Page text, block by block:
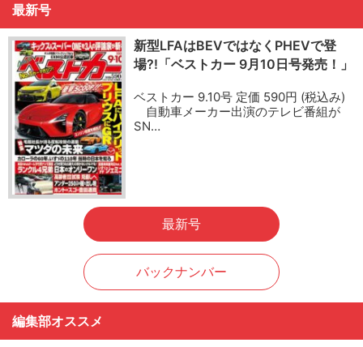
最新号
新型LFAはBEVではなくPHEVで登
場?!「ベストカー 9月10日号発売！」
ベストカー 9.10号 定価 590円 (税込み)
自動車メーカー出演のテレビ番組が
SN…
最新号
バックナンバー
編集部オススメ